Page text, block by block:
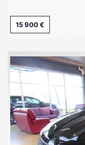
15 900 €